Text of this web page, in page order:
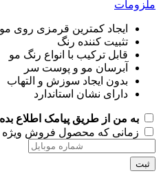
ایجاد کمترین قرمزی روی مو
تثبیت کننده رنگ
قابل ترکیب با انواع رنگ مو
آبرسان مو و پوست سر
بدون ایجاد سوزش و التهاب
دارای نشان استاندارد
به من از طریق پیامک اطلاع بده
زمانی که محصول فروش ویژه شد